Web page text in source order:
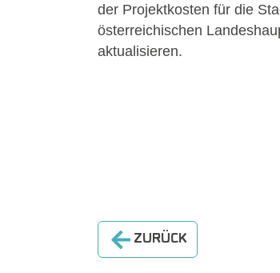
der Projektkosten für die
österreichischen
aktualisieren.
ZURÜCK